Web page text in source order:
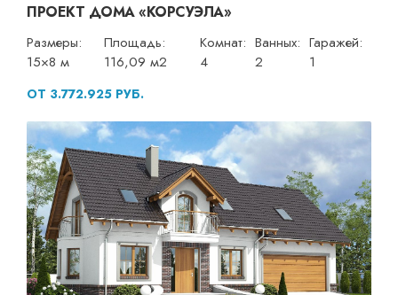
ПРОЕКТ ДОМА «КОРСУЭЛА»
Размеры:
15×8 м
Площадь:
116,09 м2
Комнат:
4
Ванных:
2
Гаражей:
1
ОТ 3.772.925 РУБ.